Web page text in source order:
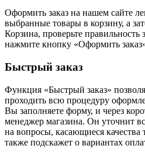
Оформить заказ на нашем сайте
выбранные товары в корзину, а
Корзина, проверьте правильность
нажмите кнопку «Оформить
Быстрый заказ
Функция «Быстрый заказ»
проходить всю процедуру
Вы заполняете форму, и через
менеджер магазина. Он уточнит
на вопросы, касающиеся качества
также подскажет о вариантах